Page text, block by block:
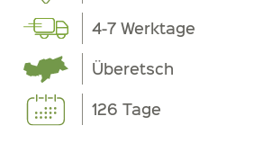
4-7 Werktage
Überetsch
126 Tage